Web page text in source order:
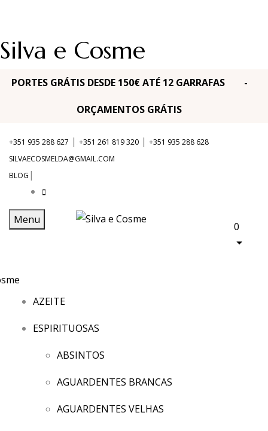
Silva e Cosme
PORTES GRÁTIS DESDE 150€ ATÉ 12 GARRAFAS -
ORÇAMENTOS GRÁTIS
+351 935 288 627 | +351 261 819 320 | +351 935 288 628
SILVAECOSMELDA@GMAIL.COM
BLOG |
Menu
0
AZEITE
ESPIRITUOSAS
ABSINTOS
AGUARDENTES BRANCAS
AGUARDENTES VELHAS